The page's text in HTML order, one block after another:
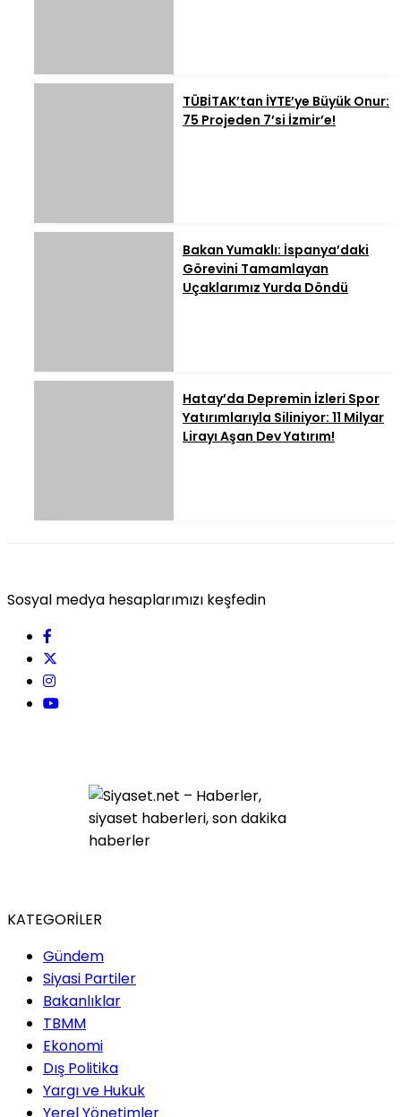
TÜBİTAK’tan İYTE’ye Büyük Onur:
75 Projeden 7’si İzmir’e!
Bakan Yumaklı: İspanya’daki
Görevini Tamamlayan
Uçaklarımız Yurda Döndü
Hatay’da Depremin İzleri Spor
Yatırımlarıyla Siliniyor: 11 Milyar
Lirayı Aşan Dev Yatırım!
Sosyal medya hesaplarımızı keşfedin
KATEGORİLER
Gündem
Siyasi Partiler
Bakanlıklar
TBMM
Ekonomi
Dış Politika
Yargı ve Hukuk
Yerel Yönetimler